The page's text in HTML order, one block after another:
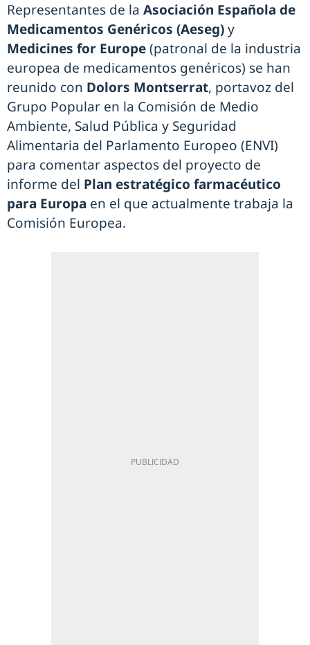
Representantes de la Asociación Española de
Medicamentos Genéricos (Aeseg)y
Medicines for Europe(patronal de la industria
europea de medicamentos genéricos) se han
reunido con Dolors Montserrat, portavoz del
Grupo Popular en la Comisión de Medio
Ambiente, Salud Pública y Seguridad
Alimentaria del Parlamento Europeo (ENVI)
para comentar aspectos del proyecto de
informe del Plan estratégico farmacéutico
para Europa en el que actualmente trabaja la
Comisión Europea.